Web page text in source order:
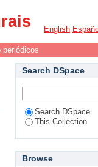
English
periódicos
Search DSpace
Search DSpace
This Collection
Browse